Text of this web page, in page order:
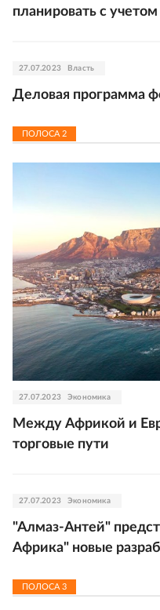
планировать с
27.07.2023 Власть
Деловая программа
ПОЛОСА2
27.07.2023 Экономика
Между Африкой и
торговые пути
27.07.2023 Экономика
"Алмаз-Антей"
Африка" новые
ПОЛОСА 3